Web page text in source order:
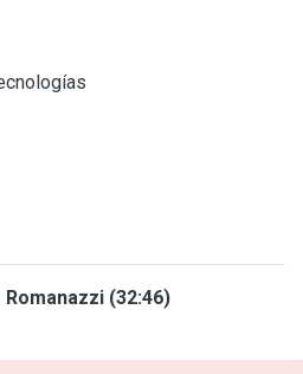
(32:46)